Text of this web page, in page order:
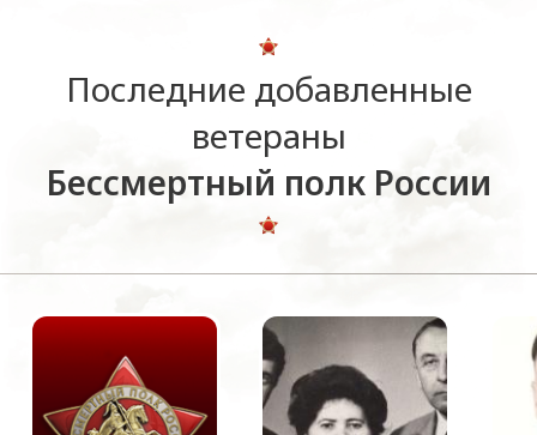
Последние добавленные
ветераны
Бессмертный полк России